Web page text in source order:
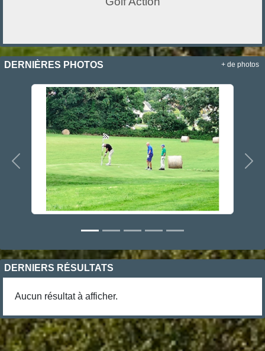
DERNIÈRES PHOTOS
Précedent
+ de photos
DERNIERS RÉSULTATS
Aucun résultat à afficher.